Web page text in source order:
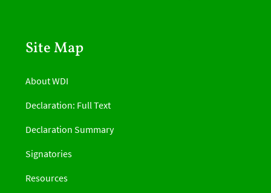
Site Map
About WDI
Declaration: Full Text
Declaration Summary
Signatories
Resources